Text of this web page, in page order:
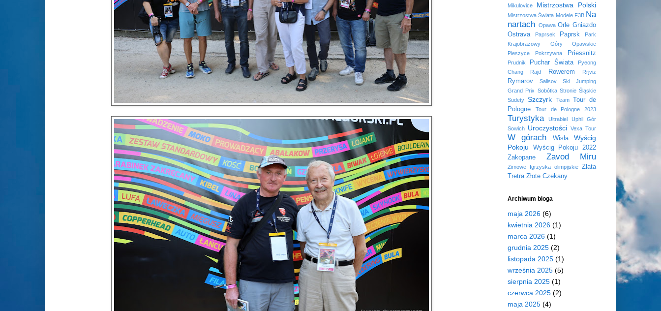
Mikulovice
Mistrzostwa Polski
Mistrzostwa Świata Modele F3B Na
nartach Opawa Orle Gniazdo
Ostrava
Paprsek Paprsk
Park
Krajobrazowy Góry Opawskie
Pieszyce
Pokrzywna Priessnitz
Prudnik Puchar Świata
Pyeong
Chang
Rajd Rowerem Rrjviz
Rymarov Salisov
Ski Jumping
Grand Prix Sobótka Stronie Śląskie
Sudety
Szczyrk Team
Tour de
Pologne
Tour de Pologne 2023
Turystyka Ultrabiel
Uphil Gór
Sowich Uroczystości Vexa Tour
W górach Wisła
Wyścig
Pokoju
Wyścig Pokoju 2022
Zakopane
Zavod Miru
Zimowe Igrzyska olimpijskie Zlata
Tretra Złote Czekany
Archiwum bloga
maja 2026 (6)
kwietnia 2026 (1)
marca 2026 (1)
grudnia 2025 (2)
listopada 2025 (1)
września 2025 (5)
sierpnia 2025 (1)
czerwca 2025 (2)
maja 2025 (4)